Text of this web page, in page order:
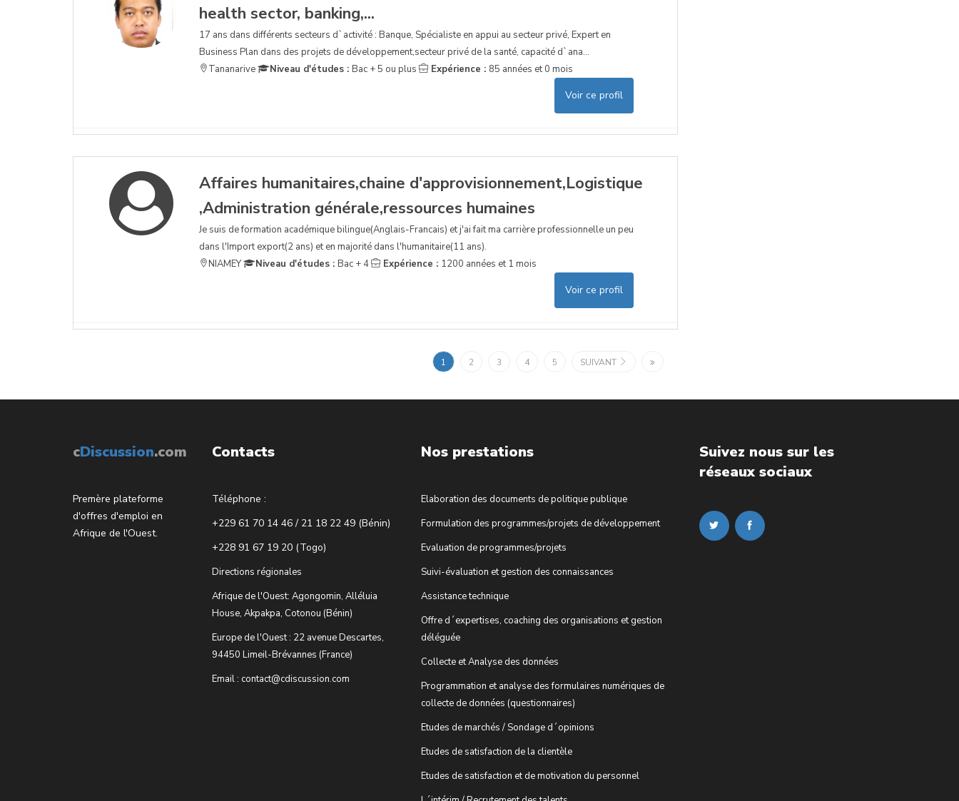
health sector, banking,...
17 ans dans différents secteurs d`activité : Banque, Spécialiste en appui au secteur privé, Expert en
Business Plan dans des projets de développement,secteur privé de la santé, capacité d`ana...
Tananarive
Niveau d'études : Bac + 5 ou plus Expérience : 85 années et 0 mois
Voir ce profil
Affaires humanitaires,chaine d'approvisionnement,Logistique
,Administration générale,ressources humaines
Je suis de formation académique bilingue(Anglais-Francais) et j'ai fait ma carrière professionnelle un peu
dans l'Import export(2 ans) et en majorité dans l'humanitaire(11 ans).
NIAMEY
Niveau d'études : Bac + 4 Expérience : 1200 années et 1 mois
Voir ce profil
1 2 3 4 5 SUIVANT
cDiscussion.com
Premère plateforme
d'offres d'emploi en
Afrique de l'Ouest.
Contacts
Téléphone :
+229 61 70 14 46 / 21 18 22 49 (Bénin)
+228 91 67 19 20 (Togo)
Directions régionales
Afrique de l'Ouest: Agongomin, Alléluia
House, Akpakpa, Cotonou (Bénin)
Europe de l'Ouest : 22 avenue Descartes,
94450 Limeil-Brévannes (France)
Email : contact@cdiscussion.com
Nos prestations
Elaboration des documents de politique publique
Formulation des programmes/projets de développement
Evaluation de programmes/projets
Suivi-évaluation et gestion des connaissances
Assistance technique
Offre d´expertises, coaching des organisations et gestion
déléguée
Collecte et Analyse des données
Programmation et analyse des formulaires numériques de
collecte de données (questionnaires)
Etudes de marchés / Sondage d´opinions
Etudes de satisfaction de la clientèle
Etudes de satisfaction et de motivation du personnel
Suivez nous sur les
réseaux sociaux